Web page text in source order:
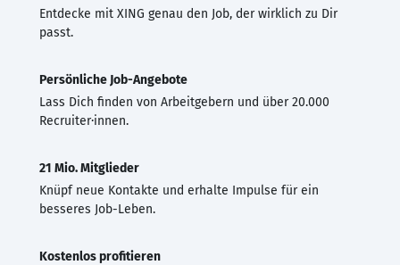
Entdecke mit XING genau den Job, der wirklich zu Dir
passt.
Persönliche Job-Angebote
Lass Dich finden von Arbeitgebern und über 20.000
Recruiter·innen.
21 Mio. Mitglieder
Knüpf neue Kontakte und erhalte Impulse für ein
besseres Job-Leben.
Kostenlos profitieren